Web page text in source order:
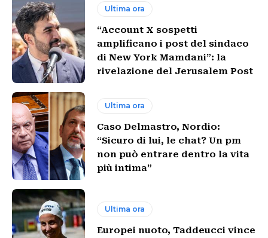
Ultima ora
“Account X sospetti
amplificano i post del sindaco
di New York Mamdani”: la
rivelazione del Jerusalem Post
Ultima ora
Caso Delmastro, Nordio:
“Sicuro di lui, le chat? Un pm
non può entrare dentro la vita
più intima”
Ultima ora
Europei nuoto, Taddeucci vince